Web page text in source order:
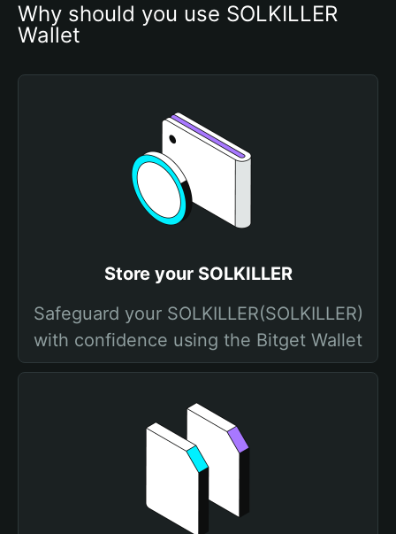
Why should you use SOLKILLER
Wallet
Store your SOLKILLER
Safeguard your SOLKILLER(SOLKILLER)
with confidence using the Bitget Wallet